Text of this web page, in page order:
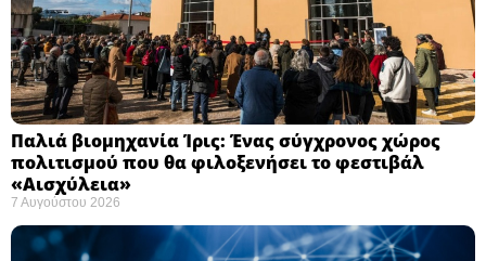
Παλιά βιομηχανία Ίρις: Ένας σύγχρονος χώρος
πολιτισμού που θα φιλοξενήσει το φεστιβάλ
«Αισχύλεια» ​
7 Αυγούστου 2026